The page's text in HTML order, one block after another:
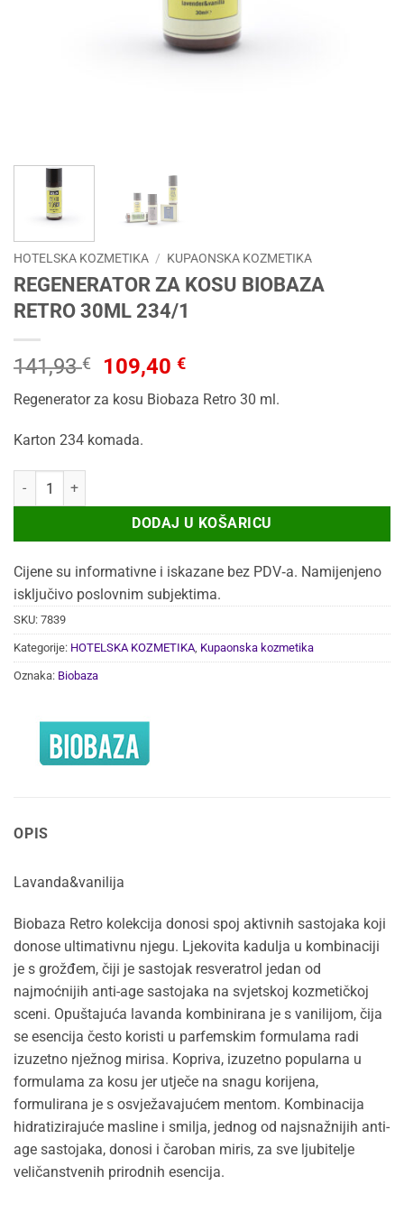
HOTELSKA KOZMETIKA / KUPAONSKA KOZMETIKA
REGENERATOR ZA KOSU BIOBAZA
RETRO 30ML 234/1
141,93€
Izvorna
cijena
bila
je:
141,93 €.
109,40€Trenutna
cijena
je:
Regenerator za kosu Biobaza Retro 30 ml.
Karton 234 komada.
REGENERATOR ZA KOSU BIOBAZA RETRO 30ML 234/1 količina
DODAJ U KOŠARICU
Cijene su informativne i iskazane bez PDV‑a. Namijenjeno
isključivo poslovnim subjektima.
SKU: 7839
Kategorije: HOTELSKA KOZMETIKA, Kupaonska kozmetika
Oznaka: Biobaza
OPIS
Lavanda&vanilija
Biobaza Retro kolekcija donosi spoj aktivnih sastojaka koji
donose ultimativnu njegu. Ljekovita kadulja u kombinaciji
je s grožđem, čiji je sastojak resveratrol jedan od
najmoćnijih anti-age sastojaka na svjetskoj kozmetičkoj
sceni. Opuštajuća lavanda kombinirana je s vanilijom, čija
se esencija često koristi u parfemskim formulama radi
izuzetno nježnog mirisa. Kopriva, izuzetno popularna u
formulama za kosu jer utječe na snagu korijena,
formulirana je s osvježavajućem mentom. Kombinacija
hidratizirajuće masline i smilja, jednog od najsnažnijih anti-
age sastojaka, donosi i čaroban miris, za sve ljubitelje
veličanstvenih prirodnih esencija.